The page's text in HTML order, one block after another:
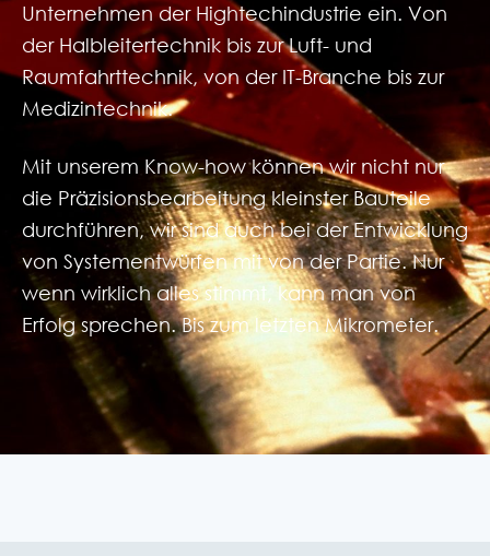
Unternehmen der Hightechindustrie ein. Von
der Halbleitertechnik bis zur Luft- und
Raumfahrttechnik, von der IT-Branche bis zur
Medizintechnik.
Mit unserem Know-how können wir nicht nur
die Präzisionsbearbeitung kleinster Bauteile
durchführen, wir sind auch bei der Entwicklung
von Systementwürfen mit von der Partie. Nur
wenn wirklich alles stimmt, kann man von
Erfolg sprechen. Bis zum letzten Mikrometer.